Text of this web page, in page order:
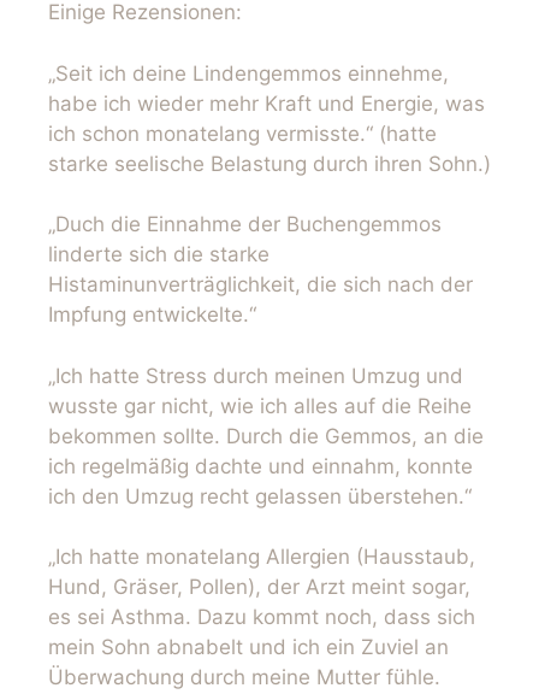
Einige Rezensionen:
„Seit ich deine Lindengemmos einnehme,
habe ich wieder mehr Kraft und Energie, was
ich schon monatelang vermisste.“ (hatte
starke seelische Belastung durch ihren Sohn.)
„Duch die Einnahme der Buchengemmos
linderte sich die starke
Histaminunverträglichkeit, die sich nach der
Impfung entwickelte.“
„Ich hatte Stress durch meinen Umzug und
wusste gar nicht, wie ich alles auf die Reihe
bekommen sollte. Durch die Gemmos, an die
ich regelmäßig dachte und einnahm, konnte
ich den Umzug recht gelassen überstehen.“
„Ich hatte monatelang Allergien (Hausstaub,
Hund, Gräser, Pollen), der Arzt meint sogar,
es sei Asthma. Dazu kommt noch, dass sich
mein Sohn abnabelt und ich ein Zuviel an
Überwachung durch meine Mutter fühle.